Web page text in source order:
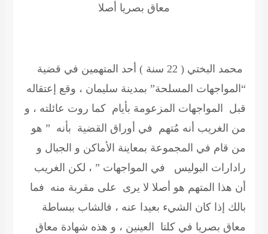
معاق بصريا أصلا
محمد البختي ( 22 سنة ) أحد المتهمين في قضية
“المواجهات المسلحة” بمدينة سليمان ، وقع إعتقاله
قبل المواجهات المزعومة بأيام كما روت عائلته ، و
من الغريب أنه مُتهم في أوراق القضية بأنه ” هو
من قام في المجموعة بمعاينة الأماكن و الجبال و
رادارات البوليس في المواجهات ” ، لكن الغريب
أن هذا المتهم هو أصلا لا يرى على مقربة منه فما
بالك إذا كان الشيء بعيدا عنه ، فالشاب ببساطة
معاق بصريا في كلتا العينين ، و هذه شهادة معاق